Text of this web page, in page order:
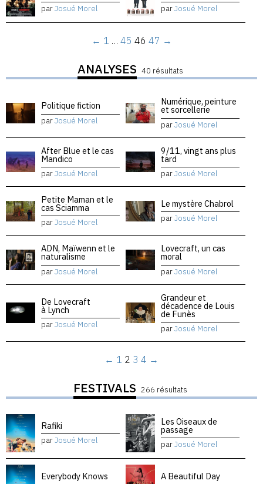
parJosué Morel parJosué Morel
← 1 … 45 46 47 →
ANALYSES 40 résultats
Politique fiction
parJosué Morel
Numérique, peinture
et sorcellerie
parJosué Morel
After Blue et le cas
Mandico
parJosué Morel
9/11, vingt ans plus
tard
parJosué Morel
Petite Maman et le
cas Sciamma
parJosué Morel
Le mystère Chabrol
parJosué Morel
ADN, Maïwenn et le
naturalisme
parJosué Morel
Lovecraft, un cas
moral
parJosué Morel
De Lovecraft
à Lynch
parJosué Morel
Grandeur et
décadence de Louis
de Funès
parJosué Morel
← 1 2 3 4 →
FESTIVALS 266 résultats
Rafiki
parJosué Morel
Les Oiseaux de
passage
parJosué Morel
Everybody Knows A Beautiful Day